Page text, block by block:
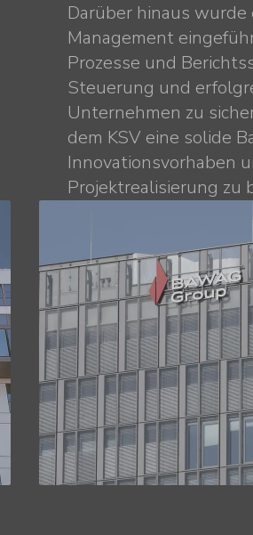
Darüber hinaus
Management
Prozesse und
Steuerung und
Unternehmen zu
dem KSV eine solide
Innovationsvorhaben
Projektrealisierung zu
BAWAG
Realtime Insights